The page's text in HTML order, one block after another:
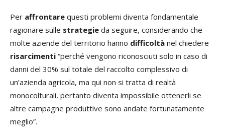
Per affrontare questi problemi diventa fondamentale
ragionare sulle strategie da seguire, considerando che
molte aziende del territorio hanno difficoltà nel chiedere
risarcimenti “perché vengono riconosciuti solo in caso di
danni del 30% sul totale del raccolto complessivo di
un’azienda agricola, ma qui non si tratta di realtà
monocolturali, pertanto diventa impossibile ottenerli se
altre campagne produttive sono andate fortunatamente
meglio”.